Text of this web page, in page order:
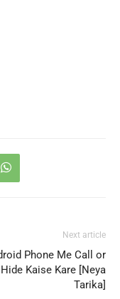
Next article
Phone Me Call or
Kaise Kare [Neya
Tarika]